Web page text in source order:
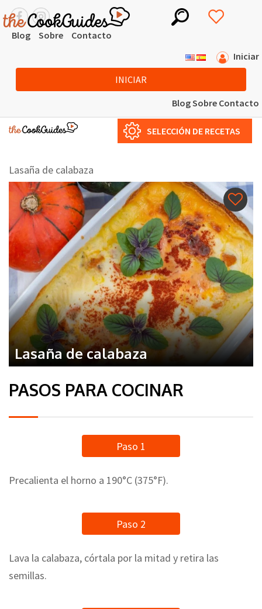
Blog Sobre
Contacto
Iniciar
INICIAR
BlogSobre Contacto
SELECCIÓN DE RECETAS
Lasaña de calabaza
Lasaña de calabaza
PASOS PARA COCINAR
Paso 1
Precalienta el horno a 190°C (375°F).
Paso 2
Lava la calabaza, córtala por la mitad y retira las
semillas.